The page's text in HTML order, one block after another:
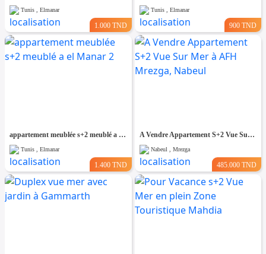
Tunis , Elmanar
1.000 TND
Tunis , Elmanar
900 TND
appartement meublée s+2 meublé a el Manar 2
Tunis , Elmanar
1.400 TND
A Vendre Appartement S+2 Vue Sur Mer à AFH Mrezga, Nabeul
Nabeul , Mrezga
485.000 TND